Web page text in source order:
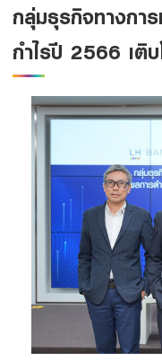
โทร 1327
บ
ดิ
กลุ่มธุรกิจทางกา
กำไรปี 2566 เติ